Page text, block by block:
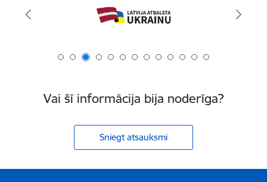
Vai šī informācija bija noderīga?
Sniegt atsauksmi